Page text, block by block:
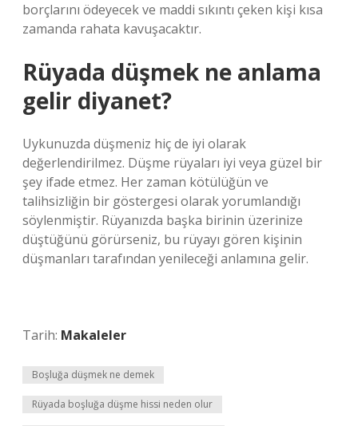
borçlarını ödeyecek ve maddi sıkıntı çeken kişi kısa
zamanda rahata kavuşacaktır.
Rüyada düşmek ne anlama
gelir diyanet?
Uykunuzda düşmeniz hiç de iyi olarak
değerlendirilmez. Düşme rüyaları iyi veya güzel bir
şey ifade etmez. Her zaman kötülüğün ve
talihsizliğin bir göstergesi olarak yorumlandığı
söylenmiştir. Rüyanızda başka birinin üzerinize
düştüğünü görürseniz, bu rüyayı gören kişinin
düşmanları tarafından yenileceği anlamına gelir.
Tarih: Makaleler
Boşluğa düşmek ne demek
Rüyada boşluğa düşme hissi neden olur